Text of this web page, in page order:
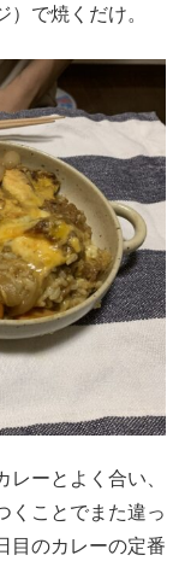
で焼くだけ。
ーとよく合い、
くことでまた違っ
目のカレーの定番